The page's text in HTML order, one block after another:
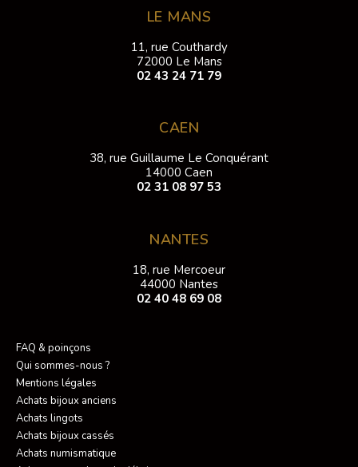
LE MANS
11, rue Couthardy
72000 Le Mans
02 43 24 71 79
CAEN
38, rue Guillaume Le Conquérant
14000 Caen
02 31 08 97 53
NANTES
18, rue Mercoeur
44000 Nantes
02 40 48 69 08
FAQ & poinçons
Qui sommes-nous ?
Mentions légales
Achats bijoux anciens
Achats lingots
Achats bijoux cassés
Achats numismatique